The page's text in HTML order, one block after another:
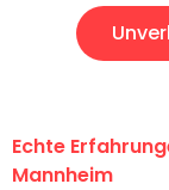
Echte
Mannheim